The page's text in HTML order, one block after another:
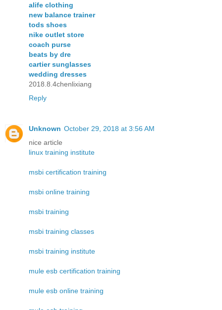
alife clothing
new balance trainer
tods shoes
nike outlet store
coach purse
beats by dre
cartier sunglasses
wedding dresses
2018.8.4chenlixiang
Reply
Unknown October 29, 2018 at 3:56 AM
nice article
linux training institute
msbi certification training
msbi online training
msbi training
msbi training classes
msbi training institute
mule esb certification training
mule esb online training